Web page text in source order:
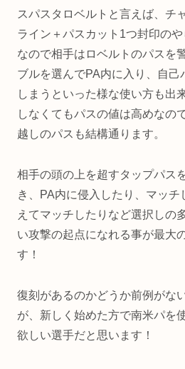
スパスタロベルトと言えば、チ
ライン＋パスカット1つ封印のや
なので相手はロベルトのパスを
ブルを選んでPA内に入り、自己
しまうといった様な使い方も出
しなくてもパスの値は高めなの
越しのパスも結構通ります。
相手の頭の上を超すタップパス
き、PA内に侵入したり、マッチ
えてマッチしたりなど選択しの
い攻撃の起点になれる事が最大
す！
復刻があるのかどうか前例がな
が、新しく始めた方で南米パを
欲しい選手だと思います！